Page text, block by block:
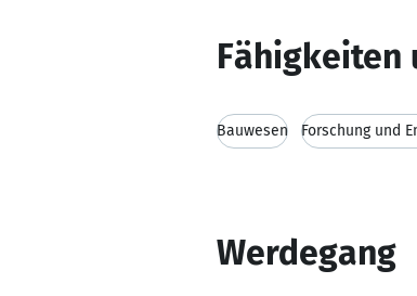
Fähigkeiten
Bauwesen Forschung und
Werdegang